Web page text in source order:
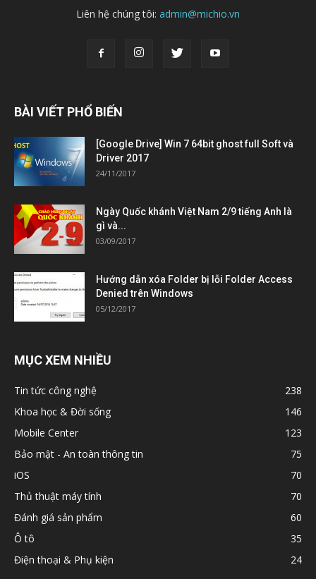
Liên hệ chúng tôi: admin@michio.vn
BÀI VIẾT PHỔ BIẾN
[Google Drive] Win 7 64bit ghost full Soft và
Driver 2017
24/11/2017
Ngày Quốc khánh Việt Nam 2/9 tiếng Anh là
gì và...
03/09/2017
Hướng dẫn xóa Folder bị lỗi Folder Access
Denied trên Windows
05/12/2017
MỤC XEM NHIỀU
Tin tức công nghệ
238
Khoa học & Đời sống
146
Mobile Center
123
Bảo mật - An toàn thông tin
75
iOS
70
Thủ thuật máy tính
70
Đánh giá sản phẩm
60
Ô tô
35
Điện thoại & Phụ kiện
24